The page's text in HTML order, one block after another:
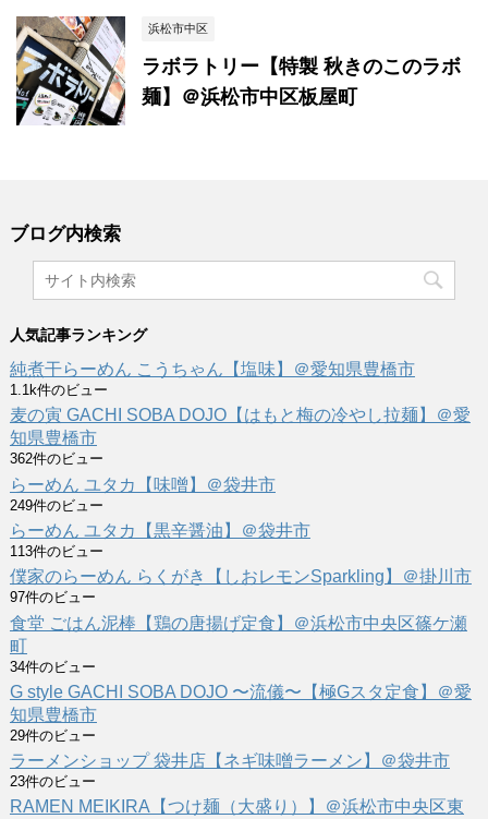
浜松市中区
ラボラトリー【特製 秋きのこのラボ
麺】＠浜松市中区板屋町
ブログ内検索
人気記事ランキング
純煮干らーめん こうちゃん【塩味】＠愛知県豊橋市
1.1k件のビュー
麦の寅 GACHI SOBA DOJO【はもと梅の冷やし拉麺】＠愛
知県豊橋市
362件のビュー
らーめん ユタカ【味噌】＠袋井市
249件のビュー
らーめん ユタカ【黒辛醤油】＠袋井市
113件のビュー
僕家のらーめん らくがき【しおレモンSparkling】＠掛川市
97件のビュー
食堂 ごはん泥棒【鶏の唐揚げ定食】＠浜松市中央区篠ケ瀬
町
34件のビュー
G style GACHI SOBA DOJO 〜流儀〜【極Gスタ定食】＠愛
知県豊橋市
29件のビュー
ラーメンショップ 袋井店【ネギ味噌ラーメン】＠袋井市
23件のビュー
RAMEN MEIKIRA【つけ麺（大盛り）】＠浜松市中央区東